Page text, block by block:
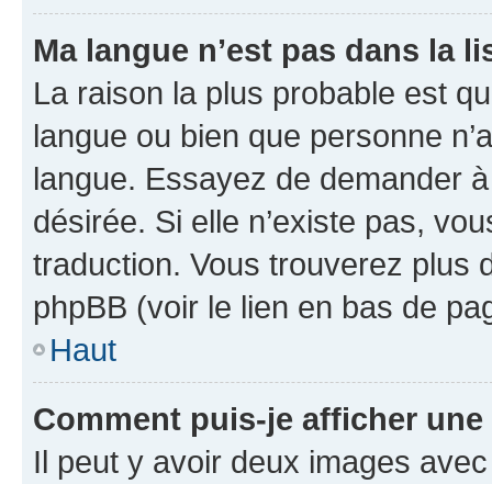
Ma langue n’est pas dans la
La raison la plus probable est
langue ou bien que personne
langue. Essayez de demander
désirée. Si elle n’existe pas,
traduction. Vous trouverez plus
phpBB (voir le lien en bas de
Haut
Comment puis-je afficher
Il peut y avoir deux images